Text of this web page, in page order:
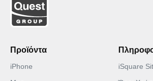
Προϊόντα
iPhone
iSquare